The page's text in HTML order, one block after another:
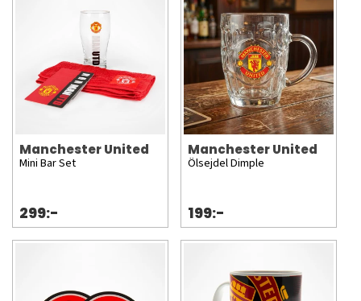
Manchester United
Mini Bar Set
299:-
Manchester United
Ölsejdel Dimple
199:-